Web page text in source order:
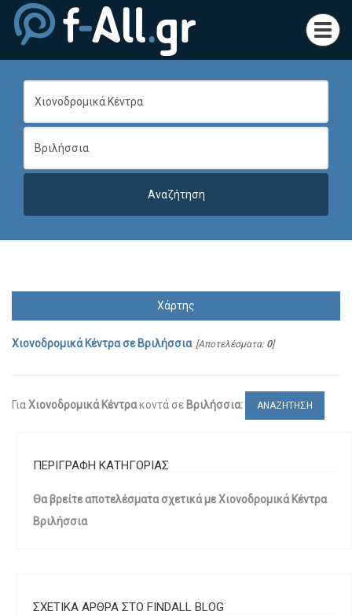
Χάρτης
Χιονοδρομικά Κέντρασε Βριλήσσια [Αποτελέσματα: 0]
Για Χιονοδρομικά Κέντρακοντά σε Βριλήσσια: ΑΝΑΖΗΤΗΣΗ
ΠΕΡΙΓΡΑΦΗ ΚΑΤΗΓΟΡΙΑΣ
Θα βρείτε αποτελέσματα σχετικά με Χιονοδρομικά Κέντρα
Βριλήσσια
ΣΧΕΤΙΚΑ ΑΡΘΡΑ ΣΤΟ FINDALL BLOG